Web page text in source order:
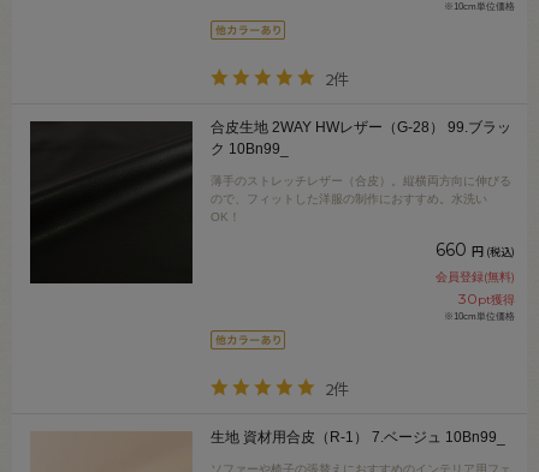
※10cm単位価格
2件
合皮生地 2WAY HWレザー（G-28） 99.ブラッ
ク 10Bn99_
薄手のストレッチレザー（合皮）。縦横両方向に伸びる
ので、フィットした洋服の制作におすすめ。水洗い
OK！
660 円 (税込)
会員登録(無料)
30pt獲得
※10cm単位価格
2件
生地 資材用合皮（R-1） 7.ベージュ 10Bn99_
ソファーや椅子の張替えにおすすめのインテリア用フェ